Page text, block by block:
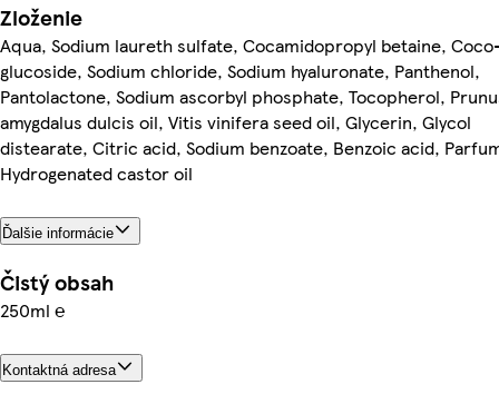
Zloženie
Aqua, Sodium laureth sulfate, Cocamidopropyl betaine,
glucoside, Sodium chloride, Sodium hyaluronate, Panthenol,
Pantolactone, Sodium ascorbyl phosphate, Tocopherol,
amygdalus dulcis oil, Vitis vinifera seed oil, Glycerin, Glycol
distearate, Citric acid, Sodium benzoate, Benzoic acid,
Hydrogenated castor oil
Ďalšie informácie
Čistý obsah
250ml ℮
Kontaktná adresa